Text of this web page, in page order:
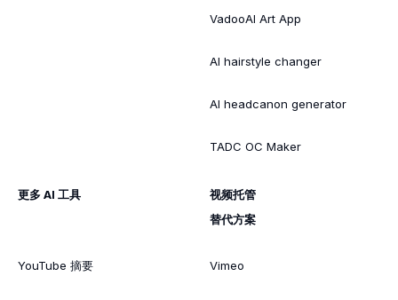
VadooAI Art App
AI hairstyle changer
AI headcanon generator
TADC OC Maker
更多 AI 工具
YouTube 摘要
视频托管
替代方案
Vimeo